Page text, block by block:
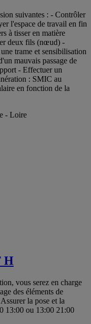
suivantes : - Contrôler
l'espace de travail en fin
à tisser en matière
deux fils (nœud) -
trame et sensibilisation
mauvais passage de
- Effectuer un
: SMIC au
en fonction de la
- Loire
H
vous serez en charge
des éléments de
la pose et la
13:00 ou 13:00 21:00